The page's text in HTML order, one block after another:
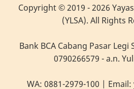
Copyright© 2019 -2026
(YLSA). All Rights
Bank BCA Cabang Pasar Legi
0790266579 - a.n.
WA: 0881-2979-100 | Email: